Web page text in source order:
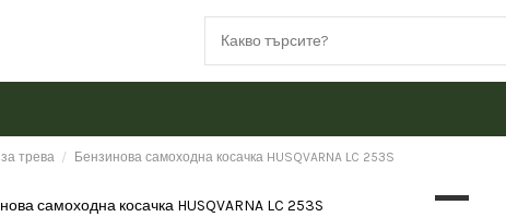
трева Бензинова самоходна косачка HUSQVARNA LC 253S